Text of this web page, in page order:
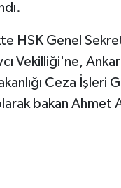
HSK Genel
Vekilliği'ne,
Ceza İşleri
bakan